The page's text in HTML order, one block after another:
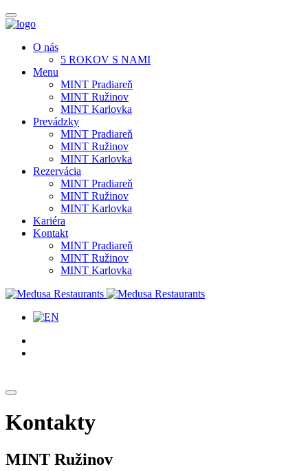
O nás
5 ROKOV S NAMI
Menu
MINT Pradiareň
MINT Ružinov
MINT Karlovka
Prevádzky
MINT Pradiareň
MINT Ružinov
MINT Karlovka
Rezervácia
MINT Pradiareň
MINT Ružinov
MINT Karlovka
Kariéra
Kontakt
MINT Pradiareň
MINT Ružinov
MINT Karlovka
Kontakty
MINT Ružinov